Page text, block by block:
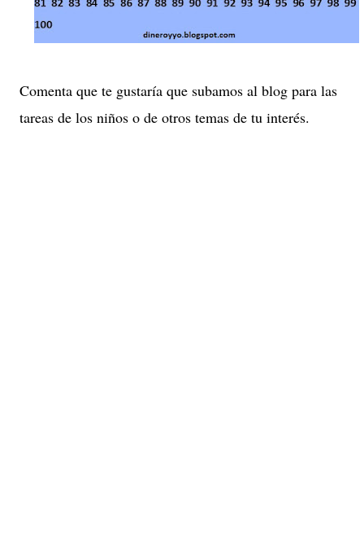
Comenta que te gustaría que subamos al blog para las
tareas de los niños o de otros temas de tu interés.